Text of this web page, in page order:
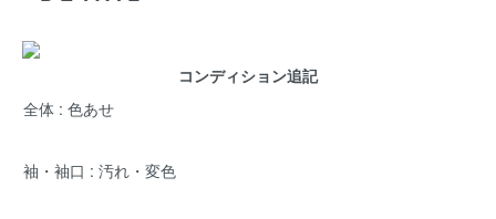
コンディション追記
全体 : 色あせ
袖・袖口 : 汚れ・変色